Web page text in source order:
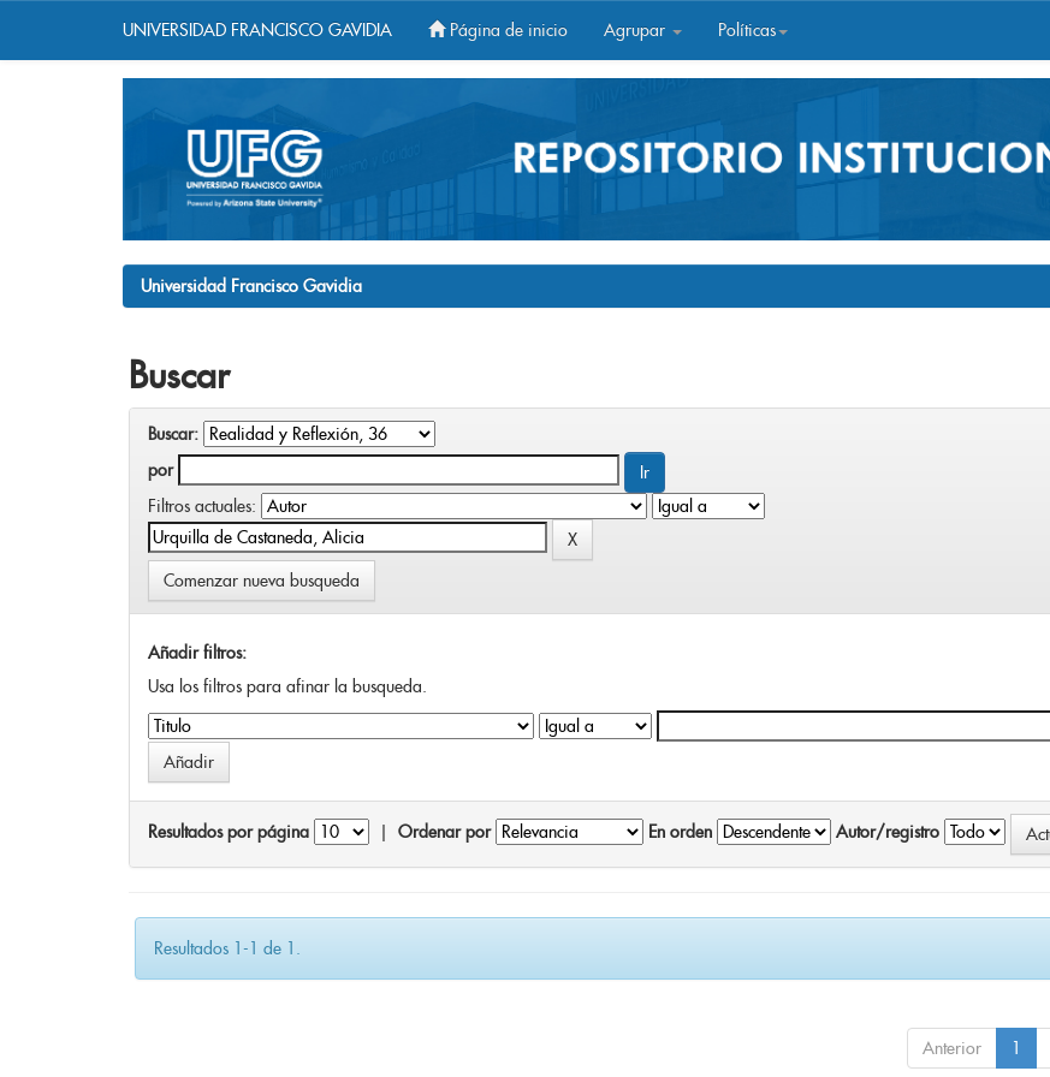
UNIVERSIDAD FRANCISCO GAVIDIA Página de inicio Agrupar Políticas
Universidad Francisco Gavidia
Buscar
Buscar:
por
Filtros actuales:
Comenzar nueva busqueda
Añadir filtros:
Usa los filtros para afinar la busqueda.
Resultados por página Ordenar por En orden Autor/registro
Resultados 1-1 de 1.
Anterior 1